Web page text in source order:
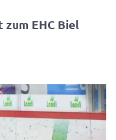
EHC Biel